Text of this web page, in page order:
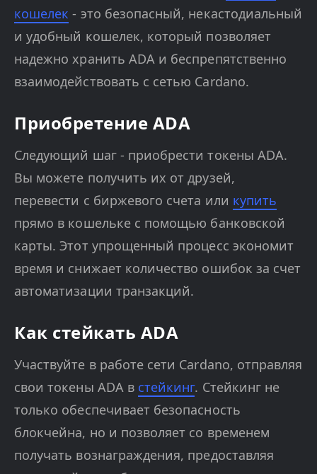
кошелек - это безопасный, некастодиальный
и удобный кошелек, который позволяет
надежно хранить ADA и беспрепятственно
взаимодействовать с сетью Cardano.
Приобретение ADA
Следующий шаг - приобрести токены ADA.
Вы можете получить их от друзей,
перевести с биржевого счета или купить
прямо в кошельке с помощью банковской
карты. Этот упрощенный процесс экономит
время и снижает количество ошибок за счет
автоматизации транзакций.
Как стейкать ADA
Участвуйте в работе сети Cardano, отправляя
свои токены ADA в стейкинг. Стейкинг не
только обеспечивает безопасность
блокчейна, но и позволяет со временем
получать вознаграждения, предоставляя